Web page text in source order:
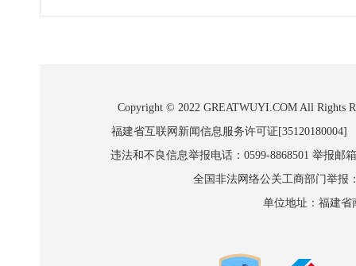
Copyright © 2022 GREATWUYI.COM All Rights
福建省互联网新闻信息服务许可证
违法和不良信息举报电话：0599-8868501 举报邮
全国非法网络公关工商部门举报
单位地址：福建省